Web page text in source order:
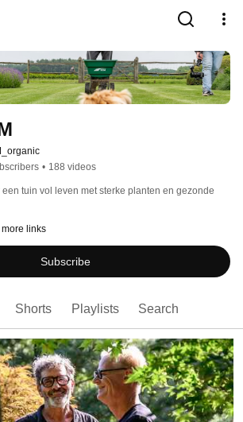
• 188 videos
tuin vol leven met sterke planten en gezonde
links
Subscribe
Shorts Playlists Search